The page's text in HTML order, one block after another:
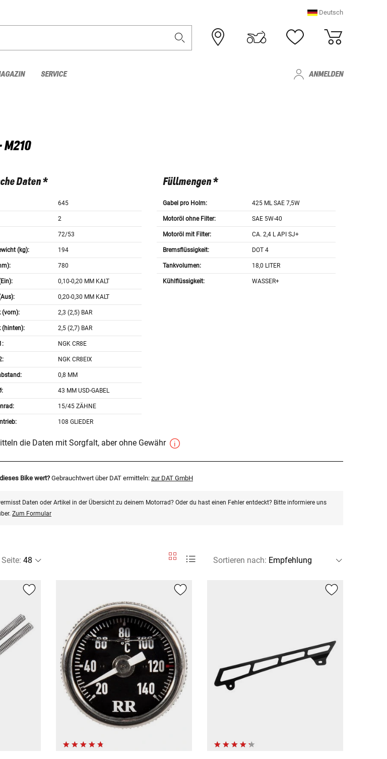
Deutsch
SERVICE ANMELDEN
M210
Daten *
645
2
72/53
(kg): 194
780
0,10-0,20 MM KALT
0,20-0,30 MM KALT
(vorn): 2,3 (2,5) BAR
(hinten): 2,5 (2,7) BAR
NGK CR8E
NGK CR8EIX
0,8 MM
43 MM USD-GABEL
15/45 ZÄHNE
108 GLIEDER
Füllmengen *
Gabel pro Holm: 425 ML SAE 7,5W
Motoröl ohne Filter: SAE 5W-40
Motoröl mit Filter: CA. 2,4 L API SJ+
Bremsflüssigkeit: DOT 4
Tankvolumen: 18,0 LITER
Kühlflüssigkeit: WASSER+
die Daten mit Sorgfalt, aber ohne Gewähr
Bike wert? Gebrauchtwert über DAT ermitteln: zur DAT GmbH
Daten oder Artikel in der Übersicht zu deinem Motorrad? Oder du hast einen Fehler entdeckt? Bitte informiere uns
Zum Formular
: Sortieren nach: